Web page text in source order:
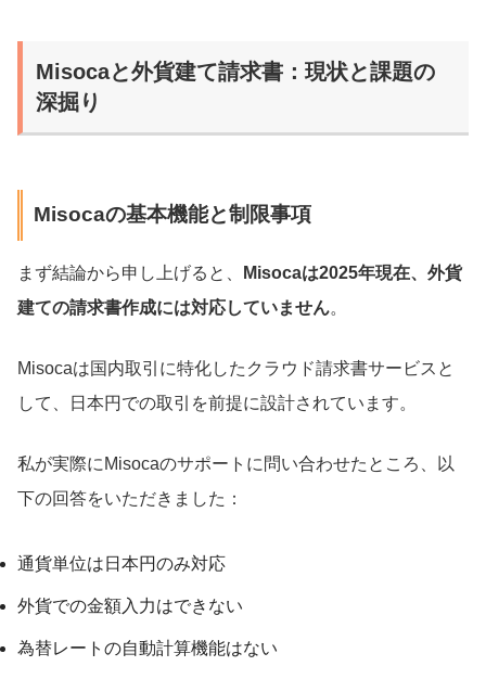
Misocaと外貨建て請求書：現状と課題の
深掘り
Misocaの基本機能と制限事項
まず結論から申し上げると、
Misocaは2025年現在、外貨
建ての請求書作成には対応していません。
Misocaは国内取引に特化したクラウド請求書サービスと
して、日本円での取引を前提に設計されています。
私が実際にMisocaのサポートに問い合わせたところ、以
下の回答をいただきました：
通貨単位は日本円のみ対応
外貨での金額入力はできない
為替レートの自動計算機能はない